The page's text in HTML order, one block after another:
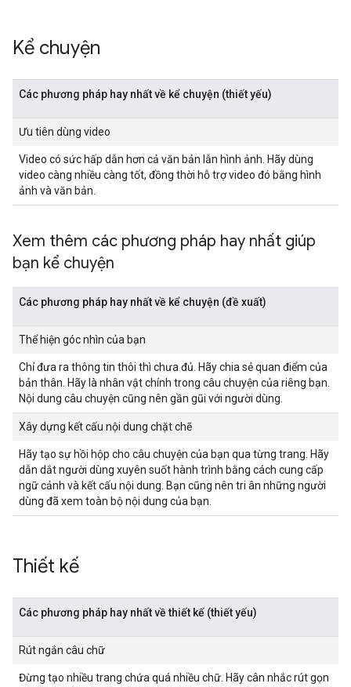
Kể chuyện
Các phương pháp hay nhất về kể chuyện (thiết yếu)
Ưu tiên dùng video
Video có sức hấp dẫn hơn cả văn bản lẫn hình ảnh. Hãy dùng
video càng nhiều càng tốt, đồng thời hỗ trợ video đó bằng hình
ảnh và văn bản.
Xem thêm các phương pháp hay nhất giúp
bạn kể chuyện
Các phương pháp hay nhất về kể chuyện (đề xuất)
Thể hiện góc nhìn của bạn
Chỉ đưa ra thông tin thôi thì chưa đủ. Hãy chia sẻ quan điểm của
bản thân. Hãy là nhân vật chính trong câu chuyện của riêng bạn.
Nội dung câu chuyện cũng nên gần gũi với người dùng.
Xây dựng kết cấu nội dung chặt chẽ
Hãy tạo sự hồi hộp cho câu chuyện của bạn qua từng trang. Hãy
dẫn dắt người dùng xuyên suốt hành trình bằng cách cung cấp
ngữ cảnh và kết cấu nội dung. Bạn cũng nên tri ân những người
dùng đã xem toàn bộ nội dung của bạn.
Thiết kế
Các phương pháp hay nhất về thiết kế (thiết yếu)
Rút ngắn câu chữ
Đừng tạo nhiều trang chứa quá nhiều chữ. Hãy cân nhắc rút gọn